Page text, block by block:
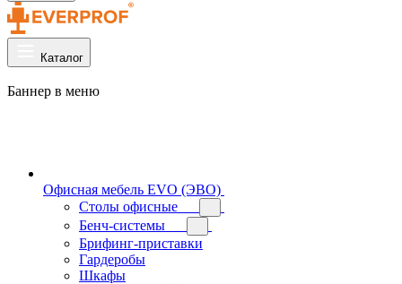
Каталог
Баннер в меню
Офисная мебель EVO (ЭВО)
Cтолы офисные
Бенч-системы
Брифинг-приставки
Гардеробы
Шкафы